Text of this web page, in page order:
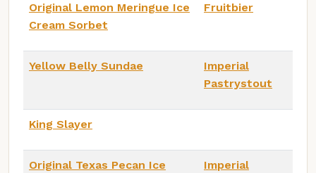
Original Lemon Meringue Ice
Cream Sorbet
Fruitbier
Yellow Belly Sundae
Imperial
Pastrystout
King Slayer
Original Texas Pecan Ice
Imperial